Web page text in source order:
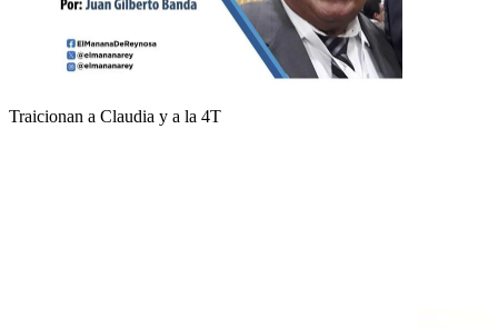
Traicionan a Claudia y a la 4T